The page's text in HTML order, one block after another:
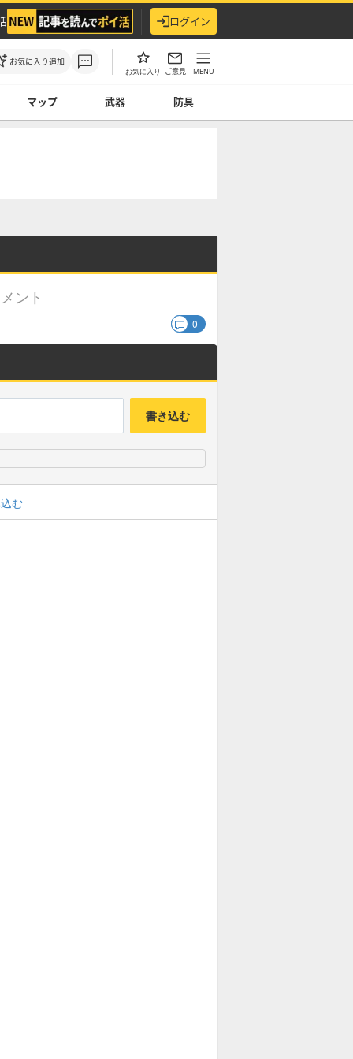
ログイン
お気に入り追加
お気に入り ご意見 MENU
マップ 武器 防具
ント
0
書き込む
む